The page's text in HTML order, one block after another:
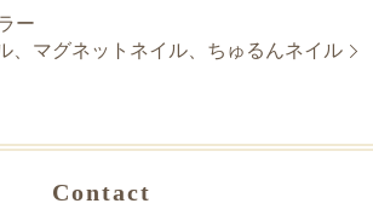
ー
、マグネットネイル、ちゅるんネイル
Contact